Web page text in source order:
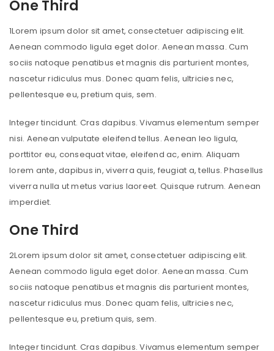
One Third
1Lorem ipsum dolor sit amet, consectetuer adipiscing elit.
Aenean commodo ligula eget dolor. Aenean massa. Cum
sociis natoque penatibus et magnis dis parturient montes,
nascetur ridiculus mus. Donec quam felis, ultricies nec,
pellentesque eu, pretium quis, sem.
Integer tincidunt. Cras dapibus. Vivamus elementum semper
nisi. Aenean vulputate eleifend tellus. Aenean leo ligula,
porttitor eu, consequat vitae, eleifend ac, enim. Aliquam
lorem ante, dapibus in, viverra quis, feugiat a, tellus. Phasellus
viverra nulla ut metus varius laoreet. Quisque rutrum. Aenean
imperdiet.
One Third
2Lorem ipsum dolor sit amet, consectetuer adipiscing elit.
Aenean commodo ligula eget dolor. Aenean massa. Cum
sociis natoque penatibus et magnis dis parturient montes,
nascetur ridiculus mus. Donec quam felis, ultricies nec,
pellentesque eu, pretium quis, sem.
Integer tincidunt. Cras dapibus. Vivamus elementum semper